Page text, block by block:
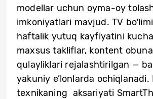
modellar uchun oyma-oy
imkoniyatlari mavjud. TV
haftalik yutuq kayfiyatini
maxsus takliflar, kontent
qulayliklari rejalashtirilgan —
yakuniy e’lonlarda ochiqlanadi.
texnikaning aksariyati